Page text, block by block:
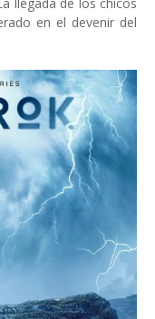
en el devenir del